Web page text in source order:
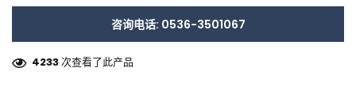
咨询电话: 0536-3501067
4233次查看了此产品